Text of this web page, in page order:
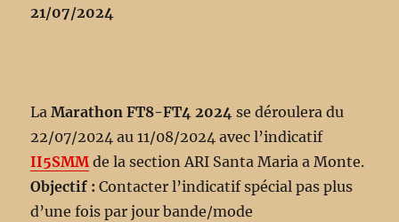
21/07/2024
LaMarathon FT8-FT4 2024 se déroulera du
22/07/2024 au 11/08/2024 avec l’indicatif
II5SMMde la section ARI Santa Maria a Monte.
Objectif : Contacter l’indicatif spécial pas plus
d’une fois par jour bande/mode